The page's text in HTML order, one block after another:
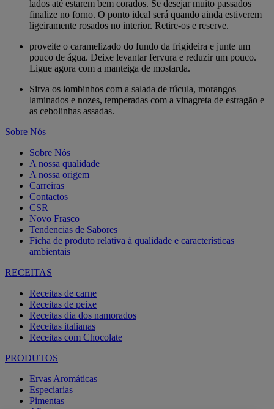
lados até estarem bem corados. Se desejar muito passados
finalize no forno. O ponto ideal será quando ainda estiverem
ligeiramente rosados no interior. Retire-os e reserve.
proveite o caramelizado do fundo da frigideira e junte um
pouco de água. Deixe levantar fervura e reduzir um pouco.
Ligue agora com a manteiga de mostarda.
Sirva os lombinhos com a salada de rúcula, morangos
laminados e nozes, temperadas com a vinagreta de estragão e
as cebolinhas assadas.
Sobre Nós
Sobre Nós
A nossa qualidade
A nossa origem
Carreiras
Contactos
CSR
Novo Frasco
Tendencias de Sabores
Ficha de produto relativa à qualidade e características
ambientais
RECEITAS
Receitas de carne
Receitas de peixe
Receitas dia dos namorados
Receitas italianas
Receitas com Chocolate
PRODUTOS
Ervas Aromáticas
Especiarias
Pimentas